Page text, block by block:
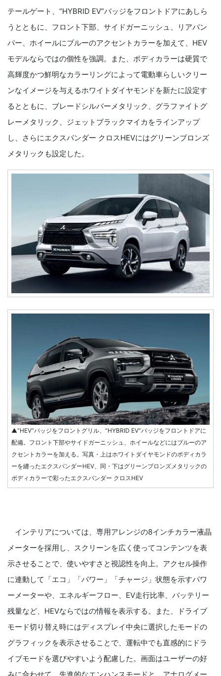
テールゲート、“HYBRID EV”バッジをフロントドアにあしら
うとともに、フロント下部、サイドガーニッシュ、リアバン
パー、ホイールにブルーのアクセントカラーを加えて、HEV
モデルならではの個性を強調。また、ボディカラーは硬質で
高輝度かつ鮮明なカラーリングによって電動車らしいクリー
ンなイメージを与えるホワイトダイヤモンドを新たに設定す
るとともに、ブレードシルバーメタリック、グラファイトグ
レーメタリック、ジェットブラックマイカをラインアップ
し、さらにエクスパンダー クロスHEVにはグリーンブロンズ
メタリックも設定した。
▲“HEV”バッジをフロントグリル、“HYBRID EV”バッジをフロントドアに
配備。フロント下部やサイドガーニッシュ、ホイールなどにはブルーのア
クセントカラーを加える。写真・上はホワイトダイヤモンドのボディカラ
ーを纏ったエクスパンダーHEV、同・下はグリーンブロンズメタリックの
ボディカラーで彩ったエクスパンダー クロスHEV
インテリアについては、専用アレンジの8インチカラー液晶
メーターを採用し、スクリーンを広く使ってコンテンツを表
示させることで、使いやすさと視認性を向上。アクセル操作
に連動して「エコ」「パワー」「チャージ」状態を示すパワ
ーメーターや、エネルギーフロー、EV走行比率、バッテリー
残量など、HEVならではの情報を表示する。また、ドライブ
モード切り替え時にはディスプレイ中央に選択したモードの
グラフィックを表示させることで、運転中でも直感的にドラ
イブモードを選びやすいよう配慮した。画面はユーザーの好
みに合わせて、先進的なエンハンスモードと、アナログメー